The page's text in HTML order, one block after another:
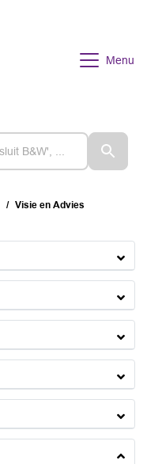
Menu
Visie en Advies